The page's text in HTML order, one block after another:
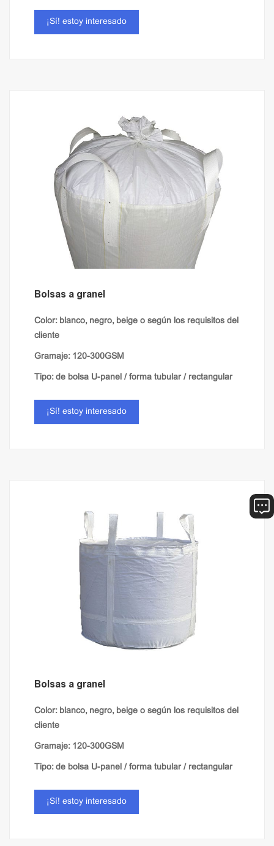
Fabric: Laminated/ Plain/ Vent
¡Sí! estoy interesado
Bolsas a granel
Color: blanco, negro, beige o según los requisitos del
cliente
Gramaje: 120-300GSM
Tipo: de bolsa U-panel / forma tubular / rectangular
Tela: laminado / llanura / ventilación
¡Sí! estoy interesado
Bolsas a granel
Color: blanco, negro, beige o según los requisitos del
cliente
Gramaje: 120-300GSM
Tipo: de bolsa U-panel / forma tubular / rectangular
¡Sí! estoy interesado